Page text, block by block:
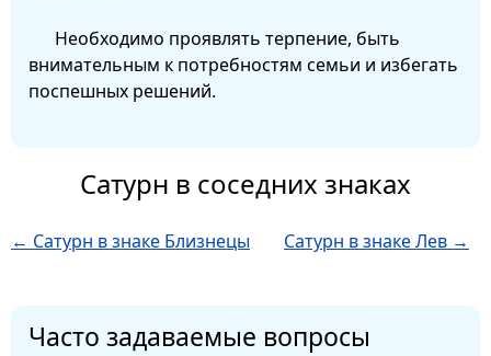
Необходимо проявлять терпение, быть
внимательным к потребностям семьи и избегать
поспешных решений.
Сатурн в соседних знаках
← Сатурн в знаке Близнецы Сатурн в знаке Лев →
Часто задаваемые вопросы